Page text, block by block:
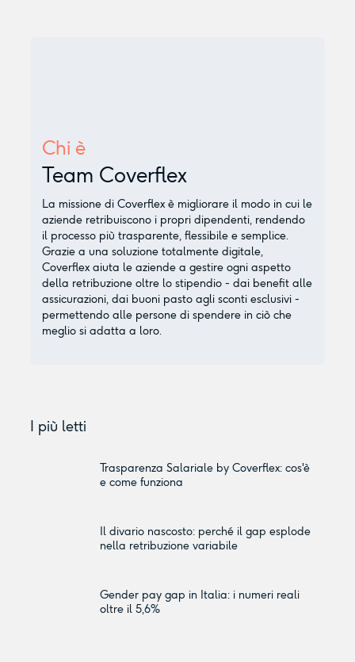
Chi è
Team Coverflex
La missione di Coverflex è migliorare il modo in cui le
aziende retribuiscono i propri dipendenti, rendendo
il processo più trasparente, flessibile e semplice.
Grazie a una soluzione totalmente digitale,
Coverflex aiuta le aziende a gestire ogni aspetto
della retribuzione oltre lo stipendio - dai benefit alle
assicurazioni, dai buoni pasto agli sconti esclusivi -
permettendo alle persone di spendere in ciò che
meglio si adatta a loro.
I più letti
Trasparenza Salariale by Coverflex: cos'è
e come funziona
Il divario nascosto: perché il gap esplode
nella retribuzione variabile
Gender pay gap in Italia: i numeri reali
oltre il 5,6%